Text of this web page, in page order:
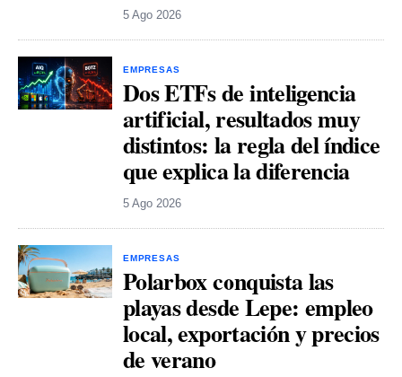
5 Ago 2026
EMPRESAS
Dos ETFs de inteligencia
artificial, resultados muy
distintos: la regla del índice
que explica la diferencia
5 Ago 2026
EMPRESAS
Polarbox conquista las
playas desde Lepe: empleo
local, exportación y precios
de verano